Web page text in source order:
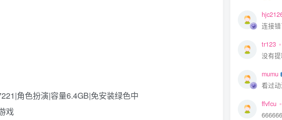
连接
tr123
没有
mumu
看过
ffvfcu
666666